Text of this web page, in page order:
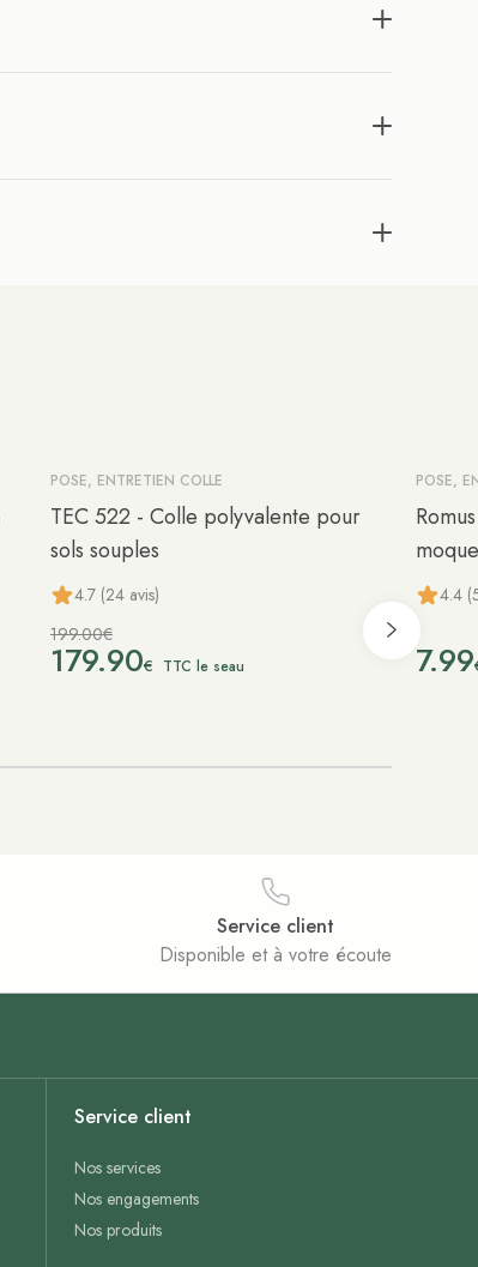
-10%
POSE, ENTRETIEN COLLE
TEC 522 - Colle polyvalente pour
sols souples
4.7 (24 avis)
199.00€
179.90€ TTC le seau
POSE,
4.4
7.99
Service client
Disponible et à votre écoute
Service client
Nos services
Nos engagements
Nos produits